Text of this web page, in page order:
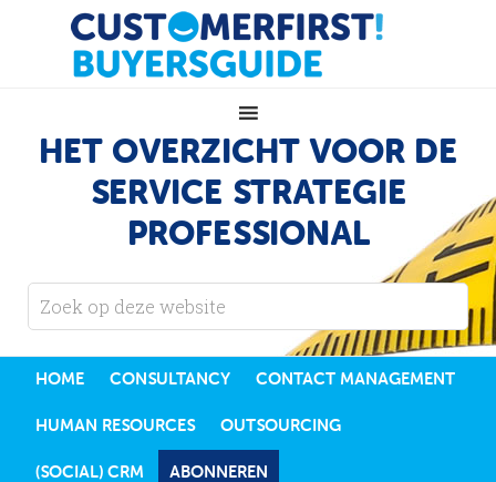
HET OVERZICHT VOOR DE
SERVICE STRATEGIE
PROFESSIONAL
HOME CONSULTANCY CONTACT MANAGEMENT
HUMAN RESOURCES OUTSOURCING
(SOCIAL) CRM ABONNEREN